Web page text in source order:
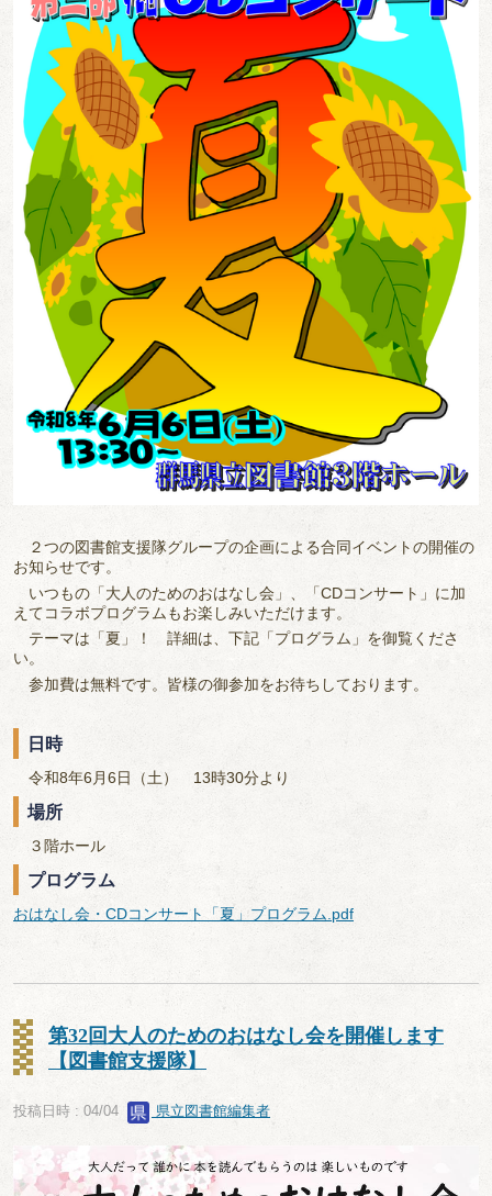
２つの図書館支援隊グループの企画による合同イベントの開催の
お知らせです。
いつもの「大人のためのおはなし会」、「CDコンサート」に加
えてコラボプログラムもお楽しみいただけます。
テーマは「夏」！ 詳細は、下記「プログラム」を御覧くださ
い。
参加費は無料です。皆様の御参加をお待ちしております。
日時
令和8年6月6日（土） 13時30分より
場所
３階ホール
プログラム
おはなし会・CDコンサート「夏」プログラム.pdf
第32回大人のためのおはなし会を開催します
【図書館支援隊】
投稿日時 : 04/04 県立図書館編集者